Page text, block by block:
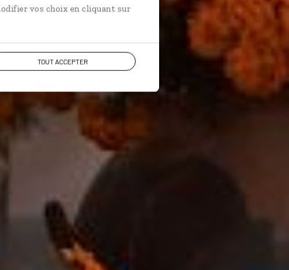
vos choix en cliquant sur
TOUT ACCEPTER